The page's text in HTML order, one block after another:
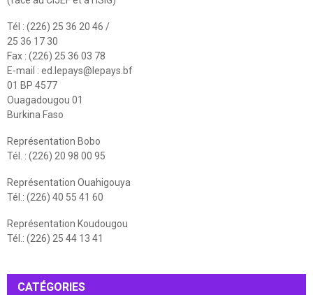
Tél : (226) 25 36 20 46 /
25 36 17 30
Fax : (226) 25 36 03 78
E-mail : ed.lepays@lepays.bf
01 BP 4577
Ouagadougou 01
Burkina Faso
Représentation Bobo
Tél. : (226) 20 98 00 95
Représentation Ouahigouya
Tél.: (226) 40 55 41 60
Représentation Koudougou
Tél.: (226) 25 44 13 41
CATÉGORIES